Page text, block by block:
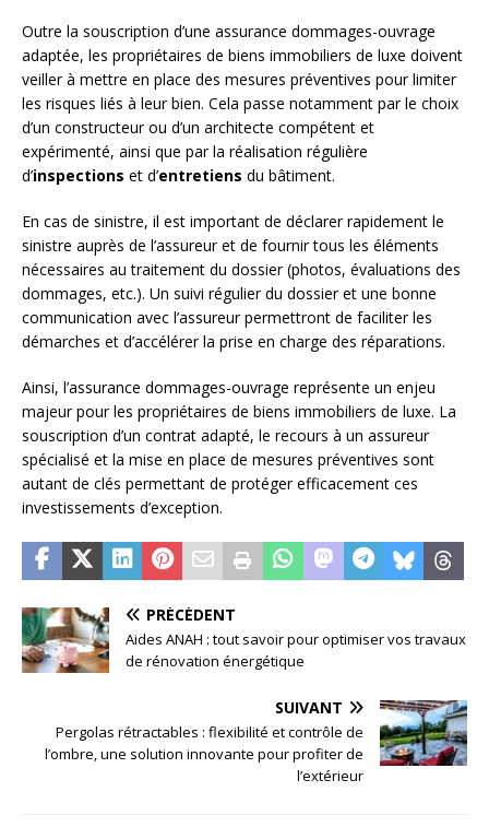
Outre la souscription d’une assurance dommages-ouvrage
adaptée, les propriétaires de biens immobiliers de luxe doivent
veiller à mettre en place des mesures préventives pour limiter
les risques liés à leur bien. Cela passe notamment par le choix
d’un constructeur ou d’un architecte compétent et
expérimenté, ainsi que par la réalisation régulière
d’inspections et d’entretiens du bâtiment.
En cas de sinistre, il est important de déclarer rapidement le
sinistre auprès de l’assureur et de fournir tous les éléments
nécessaires au traitement du dossier (photos, évaluations des
dommages, etc.). Un suivi régulier du dossier et une bonne
communication avec l’assureur permettront de faciliter les
démarches et d’accélérer la prise en charge des réparations.
Ainsi, l’assurance dommages-ouvrage représente un enjeu
majeur pour les propriétaires de biens immobiliers de luxe. La
souscription d’un contrat adapté, le recours à un assureur
spécialisé et la mise en place de mesures préventives sont
autant de clés permettant de protéger efficacement ces
investissements d’exception.
PRÉCÉDENT
Aides ANAH : tout savoir pour optimiser vos travaux
de rénovation énergétique
SUIVANT
Pergolas rétractables : flexibilité et contrôle de
l’ombre, une solution innovante pour profiter de
l’extérieur